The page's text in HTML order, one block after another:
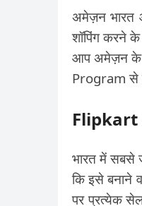
अमेज़न भारत
शॉपिंग करने
आप अमेज़न के
Program से
भारत में सबसे
कि इसे बनाने
पर प्रत्येक